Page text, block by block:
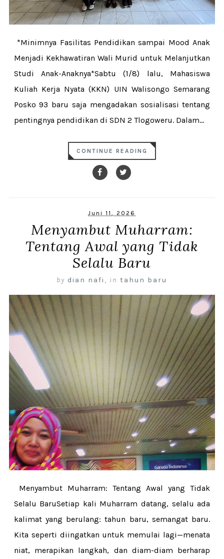
*‎Minimnya Fasilitas Pendidikan sampai Mood Anak
Menjadi Kekhawatiran Wali Murid untuk Melanjutkan
Studi Anak-Anaknya*‎‎Sabtu (1/8) lalu, Mahasiswa
Kuliah Kerja Nyata (KKN) UIN Walisongo Semarang
Posko 93 baru saja mengadakan sosialisasi tentang
pentingnya pendidikan di SDN 2 Tlogoweru. ‎‎Dalam...
CONTINUE READING
Juni 11, 2026
Menyambut Muharram:
Tentang Awal yang Tidak
Selalu Baru
by dian nafi , in tahun baru
Menyambut Muharram: Tentang Awal yang Tidak
Selalu BaruSetiap kali Muharram datang, selalu ada
kalimat yang berulang: tahun baru, semangat baru.
Kita seperti diingatkan untuk memulai lagi—menata
niat, merapikan langkah, dan diam-diam berharap